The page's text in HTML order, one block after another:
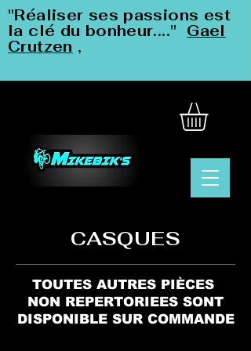
"Réaliser ses passions est
la clé du bonheur...." Gael
Crutzen ,
CASQUES
TOUTES AUTRES PIÈCES
NON REPERTORIEES SONT
DISPONIBLE SUR COMMANDE